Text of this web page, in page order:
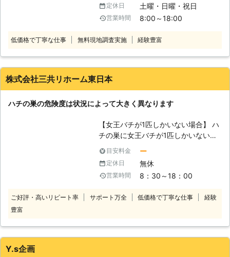
も多くのお客様が当社を支えてきてく
れたからこそ、得られたものだと思い
お願いいたします！
ご自宅のそばにハチの巣を作られ、ご
自宅なのに安心してすごせないといっ
元の生活を取り戻すために、ハチの駆
ビス」は、害虫駆除にも豊富な経験を
持つ会社です。ハチ駆除は危険を伴い
お任せください。 【ハチが活発な時
ハチがおとなしいタイミングを狙う事
も大切です。例えば時間帯で言えば、
夜間や早朝はハチがおとなしくなって
いますので、比較的安全に駆除を進め
ることができます。しかしそれだけで
度は異なります。 ハチが活動するの
は、春から秋にかけてです。その中で
の時期になりますと、餌の供給が追い
つかなくなったり、別の昆虫の警戒な
定休日 土曜・日曜・祝日
営業時間 8:00～18:00
低価格で丁寧な仕事 無料現地調査実施 経験豊富
株式会社三共リホーム東日本
ハチの巣の危険度は状況によって大きく異なります
【女王バチが1匹しかいない場合】 ハ
チの巣に女王バチが1匹しかいない場
合は、まだ営巣の最中です。卵を産ん
でいない可能性もありますが、既に幼
虫が羽化するのを待っている場合もあ
ります。もし幼虫が羽化してしまう
的な速さで大きくなってしまいます。
目安料金 ー
定休日 無休
営業時間 8：30～18：00
ご好評・高いリピート率 サポート万全 低価格で丁寧な仕事
経験
豊富
Y.s企画